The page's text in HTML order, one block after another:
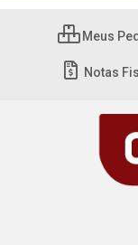
Meus
Notas